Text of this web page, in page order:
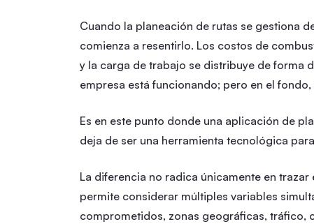
Cuando la planeación de rutas se gestiona
comienza a resentirlo. Los costos de
y la carga de trabajo se distribuye de forma
empresa está funcionando; pero en el
Es en este punto donde una aplicación de
deja de ser una herramienta tecnológica
La diferencia no radica únicamente en
permite considerar múltiples variables
comprometidos, zonas geográficas, tráfico,